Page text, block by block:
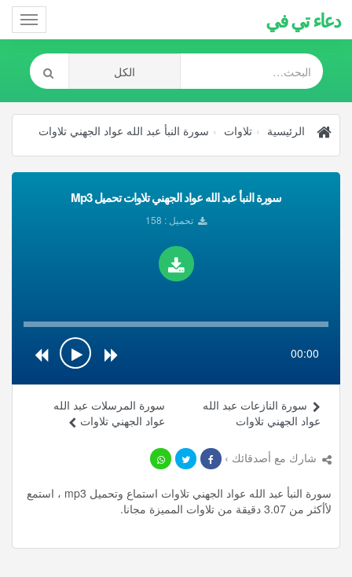
دعاء تي في
الرئيسية تلاوات سورة النبأ عبد الله عواد الجهني تلاوات
سورة النبأ عبد الله عواد الجهني تلاوات تحميل Mp3
تحميل : 158
00:00
سورة المرسلات عبد الله
عواد الجهني تلاوات
سورة النازعات عبد الله
عواد الجهني تلاوات
شارك مع أصدقائك ›
سورة النبأ عبد الله عواد الجهني تلاوات استماع وتحميل mp3 ، استمع
لأأكثر من 3.07 دقيقة من تلاوات المميزة مجانا.